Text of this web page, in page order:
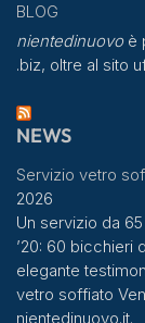
BLOG
nientedinuovoè
.biz, oltre al sito
NEWS
Servizio vetro
2026
Un servizio da
’20: 60 bicchieri
elegante
vetro soffiato